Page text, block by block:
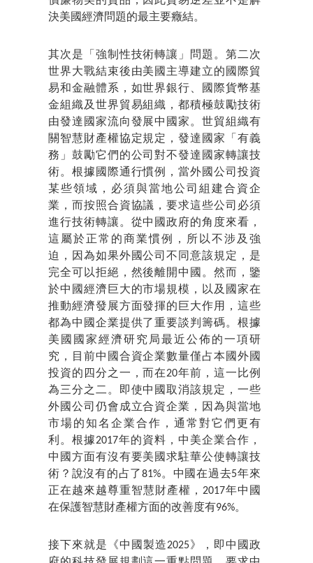
決美國經濟問題的最主要癥結。
其次是「強制性技術轉讓」問題。第二次
世界大戰結束後由美國主導建立的國際貿
易和金融體系，如世界銀行、國際貨幣基
金組織及世界貿易組織，都積極鼓勵技術
由發達國家流向發展中國家。世貿組織有
關智慧財產權協定規定，發達國家「有義
務」鼓勵它們的公司對不發達國家轉讓技
術。根據國際通行慣例，當外國公司投資
某些領域，必須與當地公司組建合資企
業，而按照合資協議，要求這些公司必須
進行技術轉讓。從中國政府的角度來看，
這屬於正常的商業慣例，所以不涉及強
迫，因為如果外國公司不同意該規定，是
完全可以拒絕，然後離開中國。然而，鑒
於中國經濟巨大的市場規模，以及國家在
推動經濟發展方面發揮的巨大作用，這些
都為中國企業提供了重要談判籌碼。根據
美國國家經濟研究局最近公佈的一項研
究，目前中國合資企業數量僅占本國外國
投資的四分之一，而在20年前，這一比例
為三分之二。即使中國取消該規定，一些
外國公司仍會成立合資企業，因為與當地
市場的知名企業合作，通常對它們更有
利。根據2017年的資料，中美企業合作，
中國方面有沒有要美國求駐華公使轉讓技
術？說沒有的占了81%。中國在過去5年來
正在越來越尊重智慧財產權，2017年中國
在保護智慧財產權方面的改善度有96%。
接下來就是《中國製造2025》，即中國政